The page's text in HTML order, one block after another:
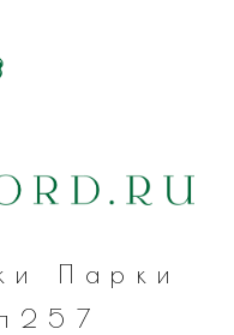
Парки